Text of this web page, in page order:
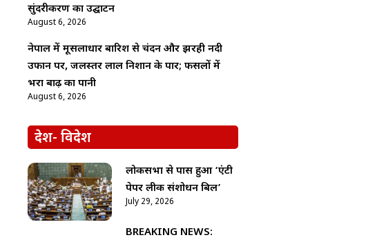
सुंदरीकरण का उद्घाटन
August 6, 2026
नेपाल में मूसलाधार बारिश से चंदन और झरही नदी
उफान पर, जलस्तर लाल निशान के पार; फसलों में
भरा बाढ़ का पानी
August 6, 2026
देश- विदेश
लोकसभा से पास हुआ ‘एंटी
पेपर लीक संशोधन बिल’
July 29, 2026
BREAKING NEWS: